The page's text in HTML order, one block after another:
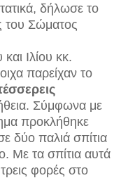
δήλωσε το
του Σώματος
Ιλίου κκ.
παρείχαν το
Σύμφωνα με
προκλήθηκε
δύο παλιά σπίτια
Με τα σπίτια αυτά
φορές στο